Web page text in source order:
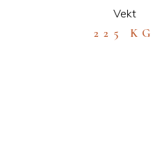
Vekt
225 KG